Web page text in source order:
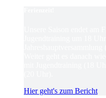
Hier geht's zum Bericht